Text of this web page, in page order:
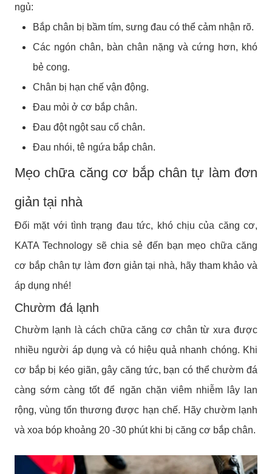
ngủ:
Bắp chân bị bầm tím, sưng đau có thể cảm nhận rõ.
Các ngón chân, bàn chân nặng và cứng hơn, khó
bẻ cong.
Chân bị hạn chế vận động.
Đau mỏi ở cơ bắp chân.
Đau đột ngột sau cổ chân.
Đau nhói, tê ngứa bắp chân.
Mẹo chữa căng cơ bắp chân tự làm đơn
giản tại nhà
Đối mặt với tình trạng đau tức, khó chịu của căng cơ,
KATA Technology sẽ chia sẻ đến bạn mẹo chữa căng
cơ bắp chân tự làm đơn giản tại nhà, hãy tham khảo và
áp dụng nhé!
Chườm đá lạnh
Chườm lạnh là cách chữa căng cơ chân từ xưa được
nhiều người áp dụng và có hiệu quả nhanh chóng. Khi
cơ bắp bị kéo giãn, gây căng tức, bạn có thể chườm đá
càng sớm càng tốt để ngăn chặn viêm nhiễm lây lan
rộng, vùng tổn thương được hạn chế. Hãy chườm lạnh
và xoa bóp khoảng 20 -30 phút khi bị căng cơ bắp chân.